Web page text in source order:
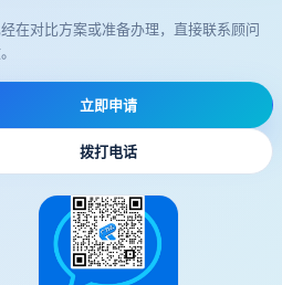
在对比方案或准备办理，直接联系顾问
立即申请
拨打电话